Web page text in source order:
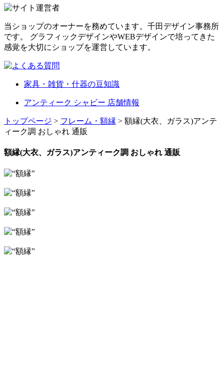
当ショップのオーナーを務めています。千田デザイン事務所
です。 グラフィックデザインやWEBデザインで培ってきた
感覚を大切にショップを運営しています。
家具・雑貨・什器の豆知識
アンティーク シャビー 店舗情報
トップページ > フレーム・額縁 > 額縁(大衣、ガラス)アンテ
ィーク調 おしゃれ 通販
額縁(大衣、ガラス)アンティーク調 おしゃれ 通販